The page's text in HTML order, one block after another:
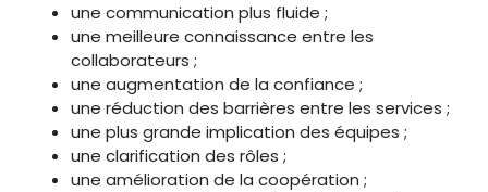
une communication plus fluide ;
une meilleure connaissance entre les
collaborateurs ;
une augmentation de la confiance ;
une réduction des barrières entre les services ;
une plus grande implication des équipes ;
une clarification des rôles ;
une amélioration de la coopération ;